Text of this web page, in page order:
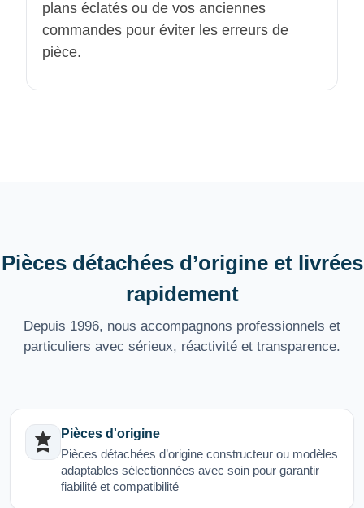
plans éclatés ou de vos anciennes
commandes pour éviter les erreurs de
pièce.
Pièces détachées d’origine et livrées
rapidement
Depuis 1996, nous accompagnons professionnels et
particuliers avec sérieux, réactivité et transparence.
Pièces d'origine
Pièces détachées d’origine constructeur ou modèles
adaptables sélectionnées avec soin pour garantir
fiabilité et compatibilité